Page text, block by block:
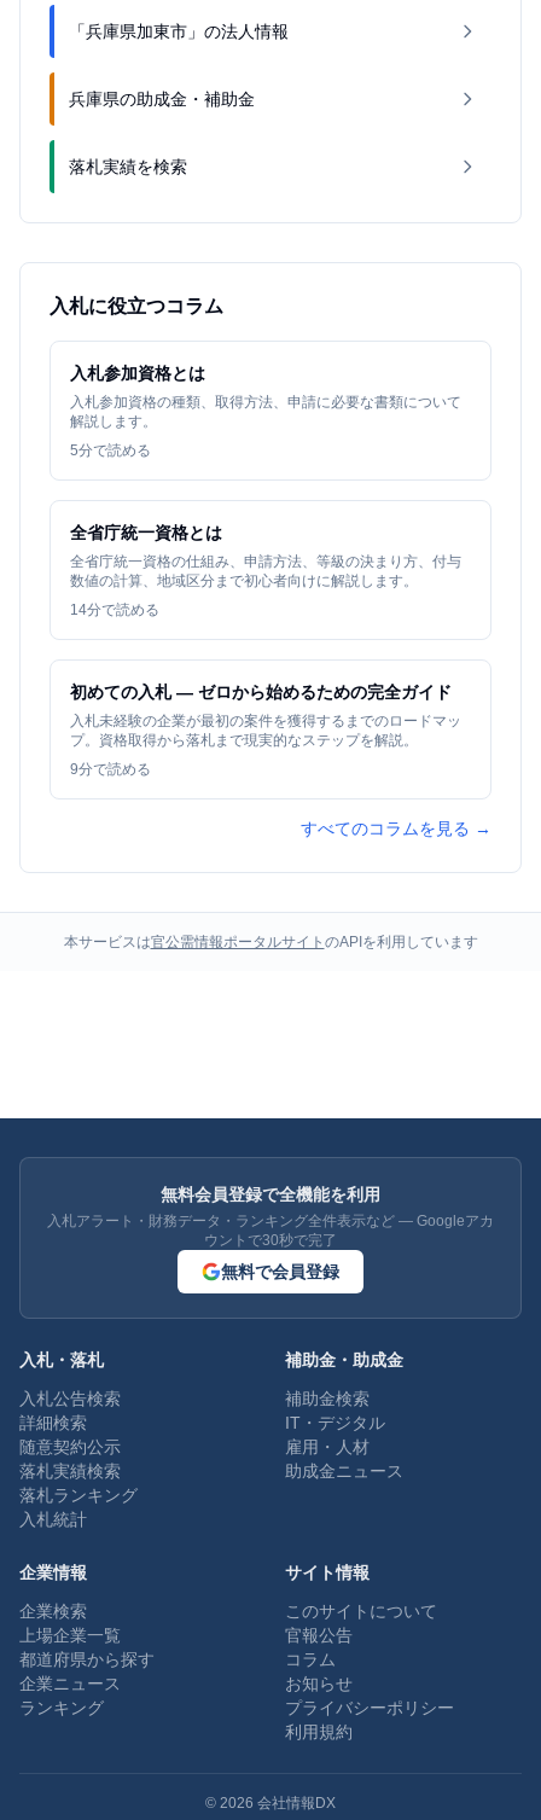
「兵庫県加東市」の法人情報
兵庫県の助成金・補助金
落札実績を検索
入札に役立つコラム
入札参加資格とは
入札参加資格の種類、取得方法、申請に必要な書類について
解説します。
5分で読める
全省庁統一資格とは
全省庁統一資格の仕組み、申請方法、等級の決まり方、付与
数値の計算、地域区分まで初心者向けに解説します。
14分で読める
初めての入札 — ゼロから始めるための完全ガイド
入札未経験の企業が最初の案件を獲得するまでのロードマッ
プ。資格取得から落札まで現実的なステップを解説。
9分で読める
すべてのコラムを見る →
本サービスは官公需情報ポータルサイト のAPIを利用しています
無料会員登録で全機能を利用
入札アラート・財務データ・ランキング全件表示など — Googleアカ
ウントで30秒で完了
無料で会員登録
入札・落札
入札公告検索
詳細検索
随意契約公示
落札実績検索
落札ランキング
入札統計
補助金・助成金
補助金検索
IT・デジタル
雇用・人材
助成金ニュース
企業情報
企業検索
上場企業一覧
都道府県から探す
企業ニュース
ランキング
サイト情報
このサイトについて
官報公告
コラム
お知らせ
プライバシーポリシー
利用規約
© 2026 会社情報DX